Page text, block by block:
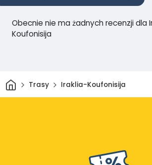
Obecnie nie ma żadnych recenzji dla
Koufonisija
DomTrasy Iraklia-Koufonisija